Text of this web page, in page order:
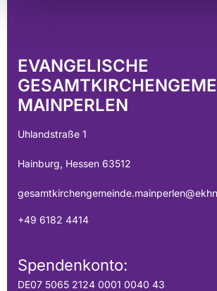
EVANGELISCHE
MAINPERLEN
Uhlandstraße 1
Hainburg, Hessen 63512
+49 6182 4414
Spendenkonto:
DE07 5065 2124 0001 0040 43